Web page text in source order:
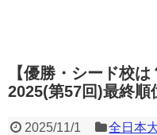
【優勝・シード校
2025(第57回)最終順
2025/11/1 全日本